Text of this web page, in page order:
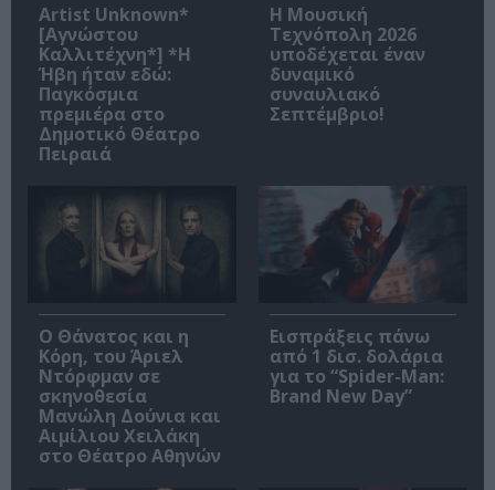
Artist Unknown*
[Αγνώστου
Καλλιτέχνη*] *Η
Ήβη ήταν εδώ:
Παγκόσμια
πρεμιέρα στο
Δημοτικό Θέατρο
Πειραιά
Η Μουσική
Τεχνόπολη 2026
υποδέχεται έναν
δυναμικό
συναυλιακό
Σεπτέμβριο!
Ο Θάνατος και η
Κόρη, του Άριελ
Ντόρφμαν σε
σκηνοθεσία
Μανώλη Δούνια και
Αιμίλιου Χειλάκη
στο Θέατρο Αθηνών
Εισπράξεις πάνω
από 1 δισ. δολάρια
για το “Spider-Man:
Brand New Day”